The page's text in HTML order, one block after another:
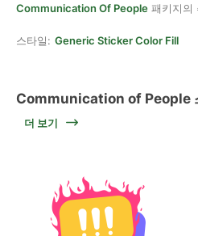
Communication Of People 패키지의
스타일: Generic Sticker Color Fill
Communication of People
더 보기